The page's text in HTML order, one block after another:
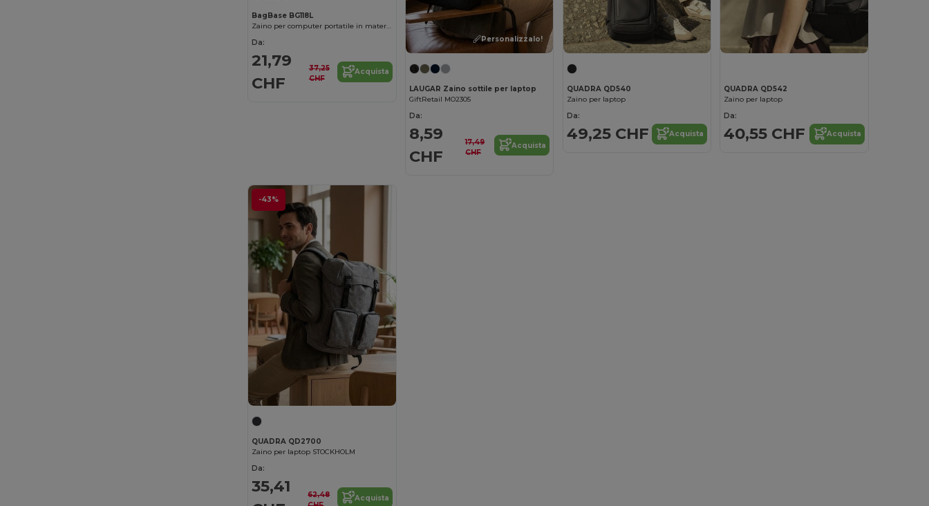
BagBase BG118L
Zaino per computer portatile in materiale riciclato
Da:
21,79
CHF
37,25
CHF
Acquista
Personalizzalo!
LAUGAR Zaino sottile per laptop
GiftRetail MO2305
Da:
8,59
CHF
17,49
CHF
Acquista
QUADRA QD540
Zaino per laptop
Da:
49,25 CHF Acquista
QUADRA QD542
Zaino per laptop
Da:
40,55 CHF Acquista
-43%
QUADRA QD2700
Zaino per laptop STOCKHOLM
Da:
35,41
62,48
Acquista